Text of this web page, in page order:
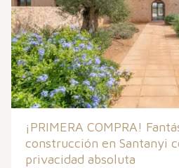
¡PRIMERA COMPRA!
construcción en Santanyi
privacidad absoluta